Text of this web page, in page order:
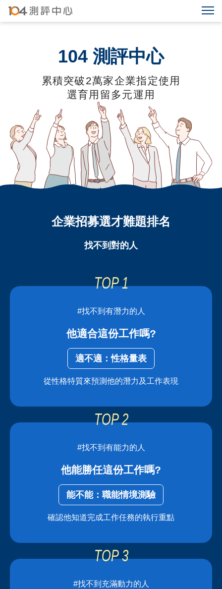
104 測評中心
累積突破2萬家企業指定使用
選育用留多元運用
企業招募選才難題排名
找不到對的人
#找不到有潛力的人
他適合這份工作嗎?
適不適：性格量表
從性格特質來預測他的潛力及工作表現
#找不到有能力的人
他能勝任這份工作嗎?
能不能：職能情境測驗
確認他知道完成工作任務的執行重點
#找不到充滿動力的人